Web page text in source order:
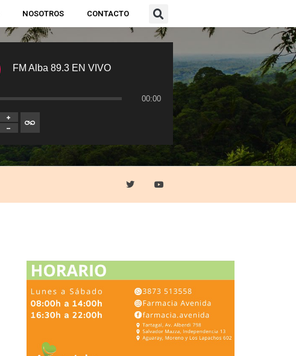
NOSOTROS CONTACTO
FM Alba 89.3 EN VIVO
00:00